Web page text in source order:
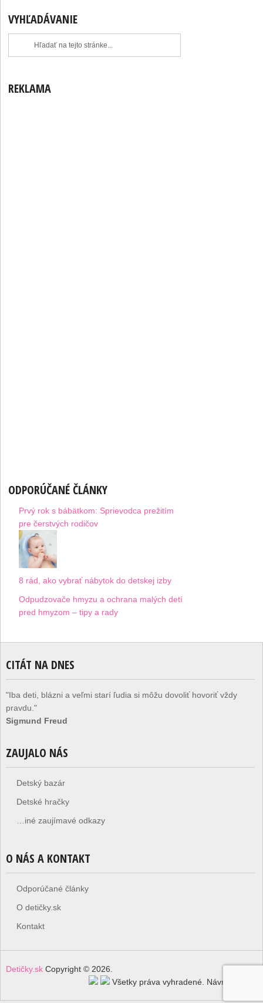
VYHĽADÁVANIE
REKLAMA
ODPORÚČANÉ ČLÁNKY
Prvý rok s bábätkom: Sprievodca prežitím
pre čerstvých rodičov
8 rád, ako vybrať nábytok do detskej izby
Odpudzovače hmyzu a ochrana malých detí
pred hmyzom – tipy a rady
CITÁT NA DNES
"Iba deti, blázni a veľmi starí ľudia si môžu dovoliť hovoriť vždy
pravdu."
Sigmund Freud
ZAUJALO NÁS
Detský bazár
Detské hračky
…iné zaujímavé odkazy
O NÁS A KONTAKT
Odporúčané články
O detičky.sk
Kontakt
Detičky.skCopyright © 2026.
Všetky práva vyhradené. Návrat hore ↑